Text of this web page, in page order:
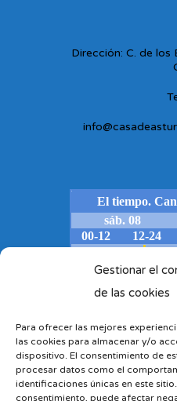
Gestionar el
de las cookies
Para ofrecer las mejores
las cookies para almacenar y/o
dispositivo. El consentimiento de
procesar datos como el
identificaciones únicas en este
consentimiento, puede afectar
Dirección: C. de los